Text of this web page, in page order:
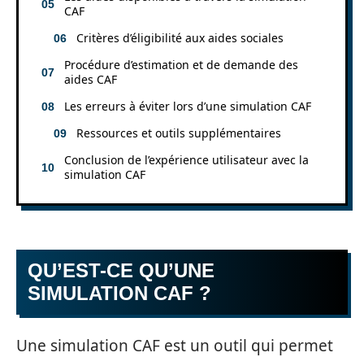
CAF
Critères d’éligibilité aux aides sociales
Procédure d’estimation et de demande des
aides CAF
Les erreurs à éviter lors d’une simulation CAF
Ressources et outils supplémentaires
Conclusion de l’expérience utilisateur avec la
simulation CAF
QU’EST-CE QU’UNE
SIMULATION CAF ?
Une simulation CAF est un outil qui permet